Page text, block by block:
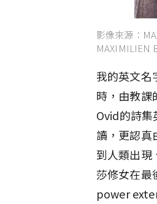
影像來源：
MAXIMILIEN
我的英文名
時，由教課
Ovid的詩
讀，更認真
到人類出現
莎修女在
power